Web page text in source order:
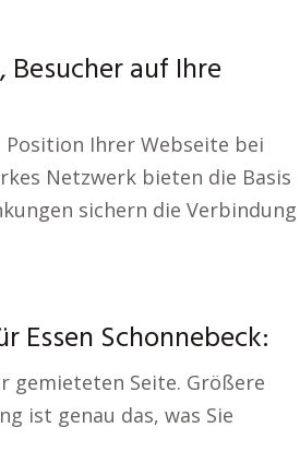
auf Ihre
Ihrer Webseite bei
Netzwerk bieten die Basis
sichern die Verbindung
Essen Schonnebeck:
gemieteten Seite. Größere
ist genau das, was Sie